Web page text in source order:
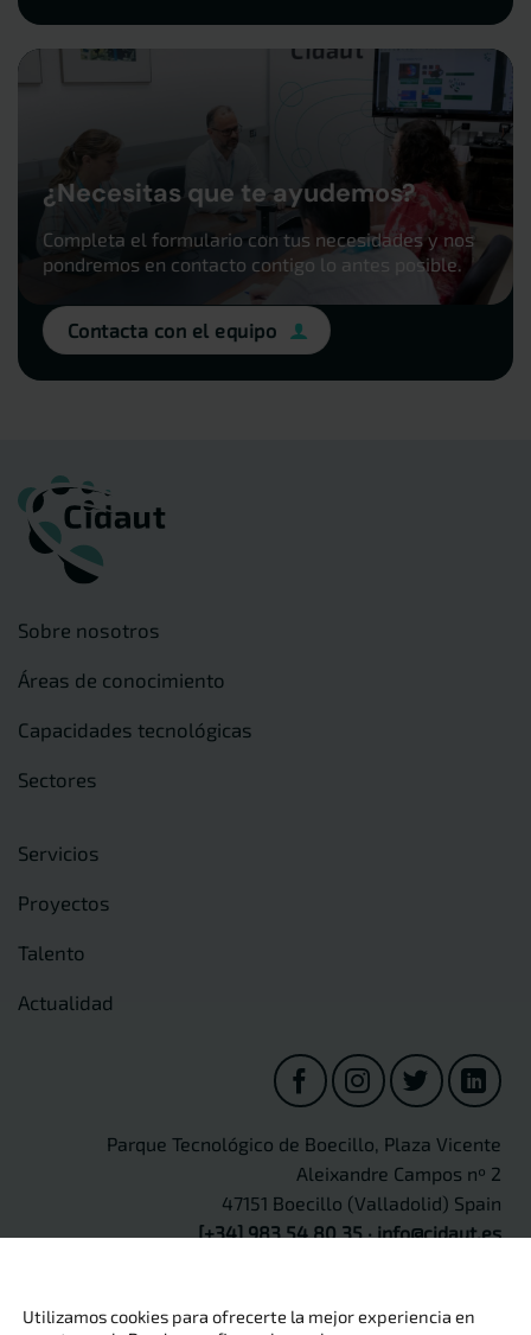
¿Necesitas que te ayudemos?
Completa el formulario con tus necesidades y nos
pondremos en contacto contigo lo antes posible.
Contacta con el equipo
Sobre nosotros
Áreas de conocimiento
Capacidades tecnológicas
Sectores
Servicios
Proyectos
Talento
Actualidad
Parque Tecnológico de Boecillo, Plaza Vicente
Aleixandre Campos nº 2
47151 Boecillo (Valladolid) Spain
[+34] 983 54 80 35·info@cidaut.es
Utilizamos cookies para ofrecerte la mejor experiencia en